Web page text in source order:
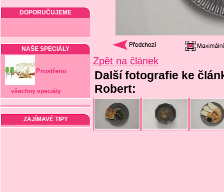
DOPORUČUJEME
NAŠE SPECIÁLY
Prostřeno
všechny speciály
ZAJÍMAVÉ TIPY
Zpět na článek
Další fotografie ke
Robert: